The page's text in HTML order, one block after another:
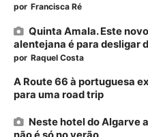
por Francisca Ré
Quinta Amala. Este
alentejana é para desligar
por Raquel Costa
A Route 66 à portuguesa
para uma road trip
Neste hotel do Algarve